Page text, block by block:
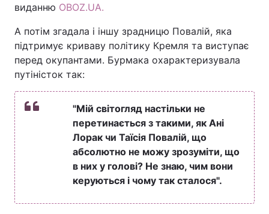
виданню OBOZ.UA.
А потім згадала і іншу зрадницю Повалій, яка
підтримує криваву політику Кремля та виступає
перед окупантами. Бурмака охарактеризувала
путіністок так:
"Мій світогляд настільки не
перетинається з такими, як Ані
Лорак чи Таїсія Повалій, що
абсолютно не можу зрозуміти, що
в них у голові? Не знаю, чим вони
керуються і чому так сталося".